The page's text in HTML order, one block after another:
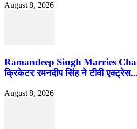
August 8, 2026
Ramandeep Singh Marries
क्रिकेटर रमनदीप सिंह ने टीवी
August 8, 2026